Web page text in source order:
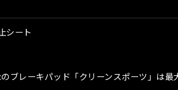
シート
レーキパッド「クリーンスポーツ」は